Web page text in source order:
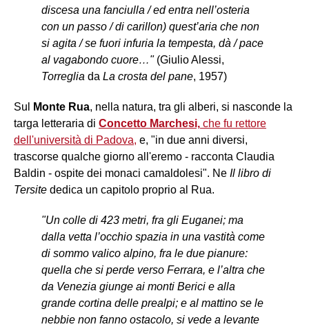
discesa una fanciulla / ed entra nell’osteria
con un passo / di carillon) quest’aria che non
si agita / se fuori infuria la tempesta, dà / pace
al vagabondo cuore…"(Giulio Alessi,
Torreglia da La crosta del pane, 1957)
Sul Monte Rua, nella natura, tra gli alberi, si nasconde la
targa letteraria di Concetto Marchesi, che fu rettore
dell'università di Padova, e, "in due anni diversi,
trascorse qualche giorno all'eremo - racconta Claudia
Baldin - ospite dei monaci camaldolesi". Ne Il libro di
Tersite dedica un capitolo proprio al Rua.
"Un colle di 423 metri, fra gli Euganei; ma
dalla vetta l’occhio spazia in una vastità come
di sommo valico alpino, fra le due pianure:
quella che si perde verso Ferrara, e l’altra che
da Venezia giunge ai monti Berici e alla
grande cortina delle prealpi; e al mattino se le
nebbie non fanno ostacolo, si vede a levante